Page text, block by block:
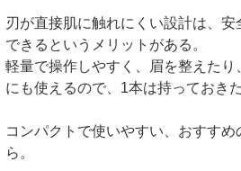
刃が直接肌に触れにくい設計は、
できるというメリットがある。
軽量で操作しやすく、眉を整えたり
にも使えるので、1本は持っておき
コンパクトで使いやすい、おすす
ら。